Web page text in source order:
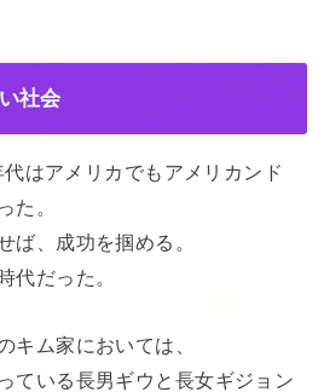
社会
はアメリカでもアメリカンド
た。
ば、成功を掴める。
代だった。
キム家においては、
ている長男ギウと長女ギジョン